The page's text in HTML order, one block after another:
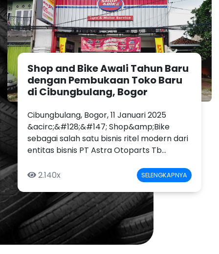
Shop and Bike Awali Tahun Baru
dengan Pembukaan Toko Baru
di Cibungbulang, Bogor
Cibungbulang, Bogor, 11 Januari 2025
&acirc;&#128;&#147; Shop&amp;Bike
sebagai salah satu bisnis ritel modern dari
entitas bisnis PT Astra Otoparts Tb...
2.140x SELENGKAPNYA